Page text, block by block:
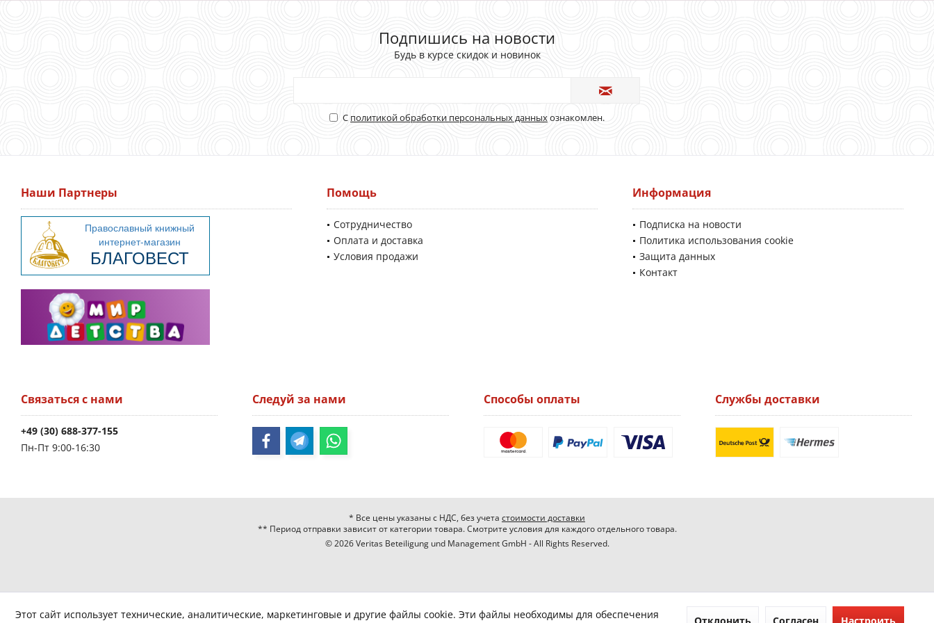
Подпишись на новости
Будь в курсе скидок и новинок
С политикой обработки персональных данныхознакомлен.
Наши Партнеры Помощь
Сотрудничество
Оплата и доставка
Условия продажи
Информация
Подписка на новости
Политика использования cookie
Защита данных
Контакт
Связаться с нами
+49 (30) 688-377-155
Пн-Пт 9:00-16:30
Следуй за нами Способы оплаты Службы доставки
* Все цены указаны с НДС, без учета стоимости доставки
** Период отправки зависит от категории товара. Смотрите условия для каждого отдельного товара.
© 2026 Veritas Beteiligung und Management GmbH - All Rights Reserved.
Этот сайт использует технические, аналитические, маркетинговые и другие файлы cookie. Эти файлы необходимы для обеспечения